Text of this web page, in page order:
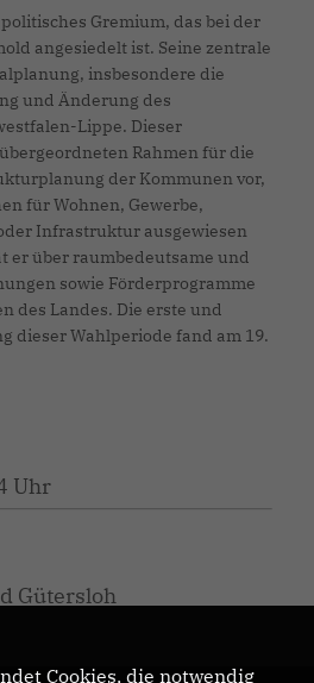
Gremium, das bei der
angesiedelt ist. Seine zentrale
insbesondere die
und Änderung des
Lippe. Dieser
Rahmen für die
der Kommunen vor,
für Wohnen, Gewerbe,
Infrastruktur ausgewiesen
er über raumbedeutsame und
sowie Förderprogramme
des Landes. Die erste und
dieser Wahlperiode fand am 19.
Uhr
Gütersloh
Cookies, die notwendig